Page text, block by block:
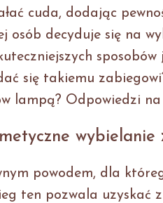
cuda, dodając
osób decyduje się na
się takiemu
lampą? Odpowiedzi
powodem, dla
ten pozwala uzyskać